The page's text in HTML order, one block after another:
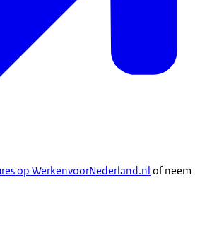
op WerkenvoorNederland.nl of neem